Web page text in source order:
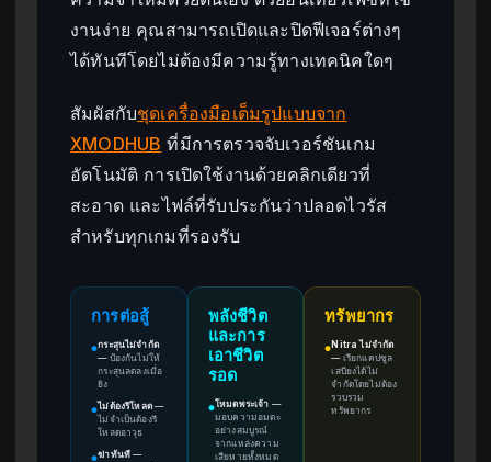
งานง่าย คุณสามารถเปิดและปิดฟีเจอร์ต่างๆ
ได้ทันทีโดยไม่ต้องมีความรู้ทางเทคนิคใดๆ
สัมผัสกับชุดเครื่องมือเต็มรูปแบบจาก
XMODHUB ที่มีการตรวจจับเวอร์ชันเกม
อัตโนมัติ การเปิดใช้งานด้วยคลิกเดียวที่
สะอาด และไฟล์ที่รับประกันว่าปลอดไวรัส
สำหรับทุกเกมที่รองรับ
การต่อสู้
●กระสุนไม่จำกัด
— ป้องกันไม่ให้
กระสุนลดลงเมื่อ
ยิง
●ไม่ต้องรีโหลด—
ไม่จำเป็นต้องรี
โหลดอาวุธ
●ฆ่าทันที —
พลังชีวิต
และการ
เอาชีวิต
รอด
●โหมดพระเจ้า —
มอบความอมตะ
อย่างสมบูรณ์
จากแหล่งความ
เสียหายทั้งหมด
ทรัพยากร
●Nitra ไม่จำกัด
— เรียกแคปซูล
เสบียงได้ไม่
จำกัดโดยไม่ต้อง
รวบรวม
ทรัพยากร